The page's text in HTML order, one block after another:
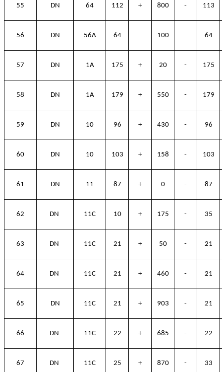
55 DN 64 112 + 800 - 113
56 DN 56A 64 100 64
57 DN 1A 175 + 20 - 175
58 DN 1A 179 + 550 - 179
59 DN 10 96 + 430 - 96
60 DN 10 103 + 158 - 103
61 DN 11 87 + 0 - 87
62 DN 11C 10 + 175 - 35
63 DN 11C 21 + 50 - 21
64 DN 11C 21 + 460 - 21
65 DN 11C 21 + 903 - 21
66 DN 11C 22 + 685 - 22
67 DN 11C 25 + 870 - 33